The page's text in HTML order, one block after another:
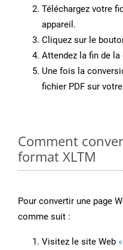
Téléchargez votre
appareil.
Cliquez sur le
Attendez la fin de la
Une fois la
fichier PDF sur
Comment
format XLTM
Pour convertir une page
comme suit :
Visitez le site Web